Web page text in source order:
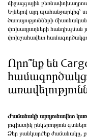
Նորություններ
միջազգային
Ելնելով այդ պահանջարկից՝
ծառայությունների
փոխադրողների հանդիպման
փոխշահավետ
Որո՞նք են
Ժամանակի արդյունավետ
լոգիստիկ ընկերություն
Ձեր թանկարժեք ժամանակը,